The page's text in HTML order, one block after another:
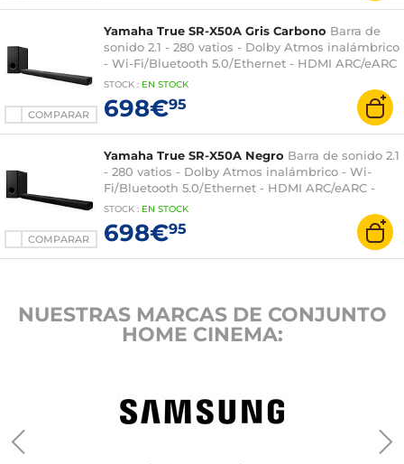
COMPARAR
Yamaha True SR-X50A Gris Carbono Barra de
sonido 2.1 - 280 vatios - Dolby Atmos inalámbrico
- Wi-Fi/Bluetooth 5.0/Ethernet - HDMI ARC/eARC
- Compatible con Alexa, Tidal, Spotify Connect,
AirPlay2 - Subwoofer inalámbrico
STOCK : EN STOCK
698€95
COMPARAR
Yamaha True SR-X50A Negro Barra de sonido 2.1
- 280 vatios - Dolby Atmos inalámbrico - Wi-
Fi/Bluetooth 5.0/Ethernet - HDMI ARC/eARC -
Compatible con Alexa, Tidal, Spotify Connect,
AirPlay2 - Subwoofer inalámbrico
STOCK : EN STOCK
698€95
NUESTRAS MARCAS DE CONJUNTO
HOME CINEMA: